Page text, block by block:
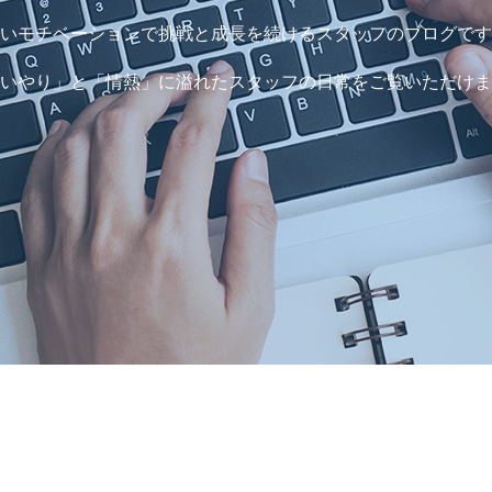
モチベーションで挑戦と成長を続けるスタッフのブログで
やり」と「情熱」に溢れたスタッフの日常をご覧いただけ